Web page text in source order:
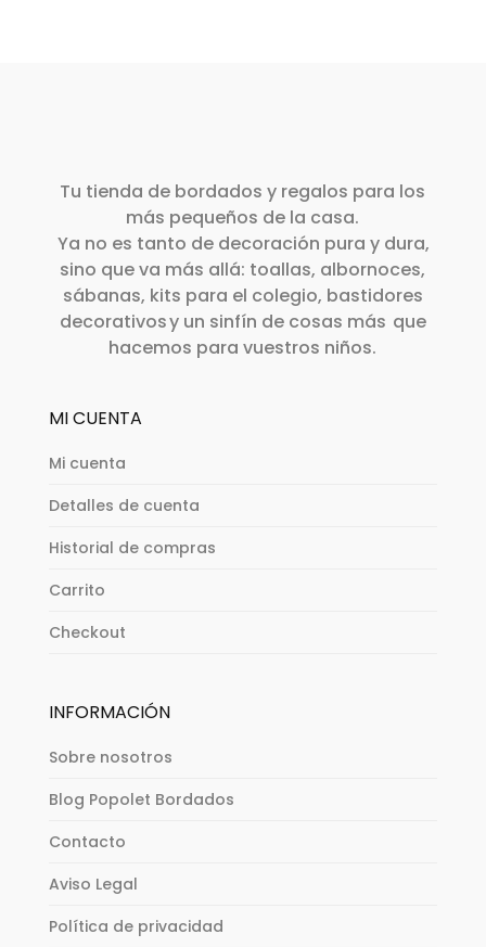
Tu tienda de bordados y regalos para los
más pequeños de la casa.
Ya no es tanto de decoración pura y dura,
sino que va más allá: toallas, albornoces,
sábanas, kits para el colegio, bastidores
decorativos y un sinfín de cosas más que
hacemos para vuestros niños.
MI CUENTA
Mi cuenta
Detalles de cuenta
Historial de compras
Carrito
Checkout
INFORMACIÓN
Sobre nosotros
Blog Popolet Bordados
Contacto
Aviso Legal
Política de privacidad